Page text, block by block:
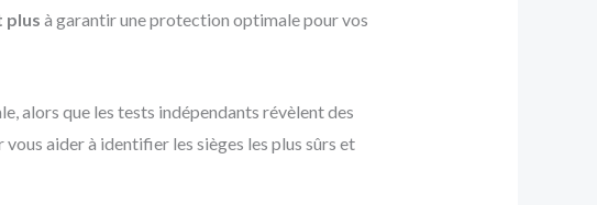
plus à garantir une protection optimale pour vos
alors que les tests indépendants révèlent des
aider à identifier les sièges les plus sûrs et